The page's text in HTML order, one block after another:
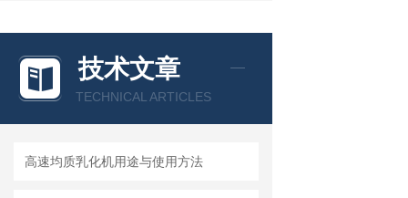
技术文章
TECHNICAL ARTICLES
高速均质乳化机用途与使用方法